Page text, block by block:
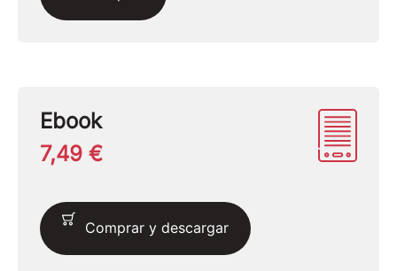
Ebook
7,49 €
Comprar y descargar